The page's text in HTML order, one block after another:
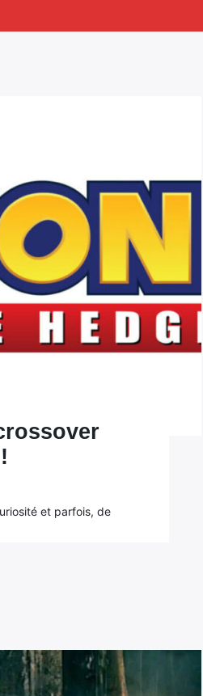
et parfois, de